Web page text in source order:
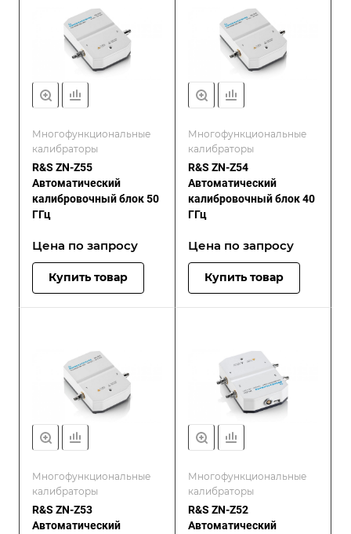
Многофункциональные
калибраторы
R&S ZN-Z55
Автоматический
калибровочный блок 50
ГГц
Цена по запросу
Купить товар
Многофункциональные
калибраторы
R&S ZN-Z54
Автоматический
калибровочный блок 40
ГГц
Цена по запросу
Купить товар
Многофункциональные
калибраторы
R&S ZN-Z53
Автоматический
Многофункциональные
калибраторы
R&S ZN-Z52
Автоматический